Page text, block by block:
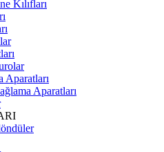
Kılıfları
Aparatları
Aparatları